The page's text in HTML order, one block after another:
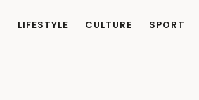
LIFESTYLE CULTURE SPORT